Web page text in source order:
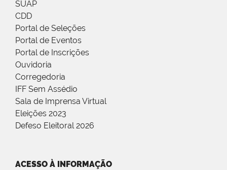
SUAP
CDD
Portal de Seleções
Portal de Eventos
Portal de Inscrições
Ouvidoria
Corregedoria
IFF Sem Assédio
Sala de Imprensa Virtual
Eleições 2023
Defeso Eleitoral 2026
ACESSO À INFORMAÇÃO